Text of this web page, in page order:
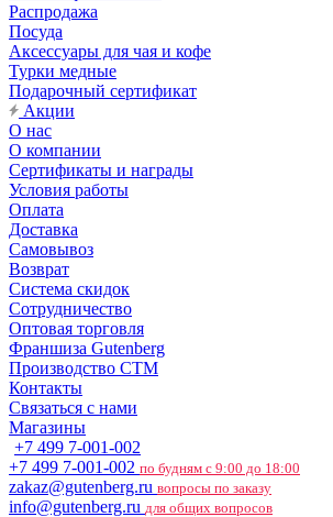
Распродажа
Посуда
Аксессуары для чая и кофе
Турки медные
Подарочный сертификат
Акции
О нас
О компании
Сертификаты и награды
Условия работы
Оплата
Доставка
Самовывоз
Возврат
Система скидок
Сотрудничество
Оптовая торговля
Франшиза Gutenberg
Производство СТМ
Контакты
Связаться с нами
Магазины
+7 499 7-001-002
+7 499 7-001-002 по будням с 9:00 до 18:00
zakaz@gutenberg.ru вопросы по заказу
info@gutenberg.ru для общих вопросов